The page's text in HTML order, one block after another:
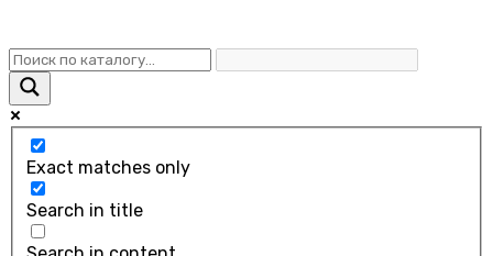
Exact matches only
Search in title